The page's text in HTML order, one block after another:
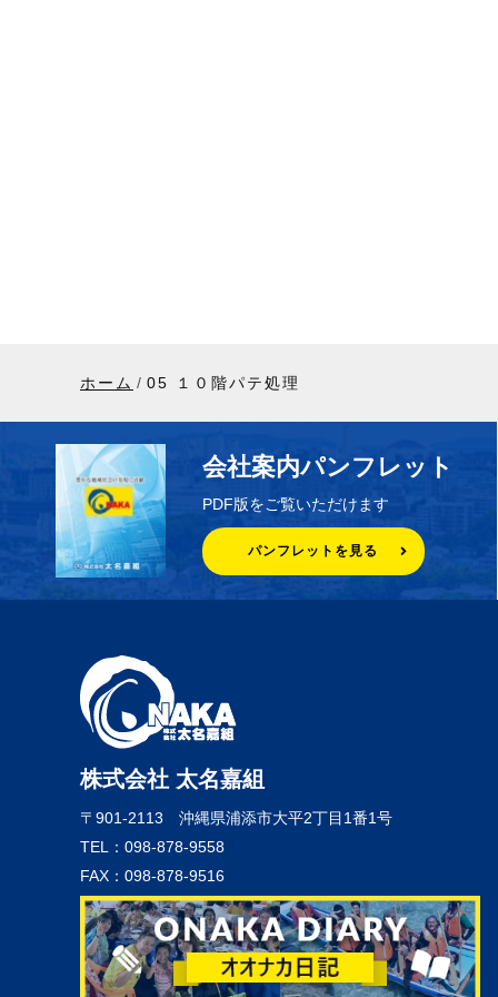
ホーム 05 １０階パテ処理
会社案内パンフレット
PDF版をご覧いただけます
パンフレットを見る
株式会社 太名嘉組
〒901-2113 沖縄県浦添市大平2丁目1番1号
TEL：098-878-9558
FAX：098-878-9516